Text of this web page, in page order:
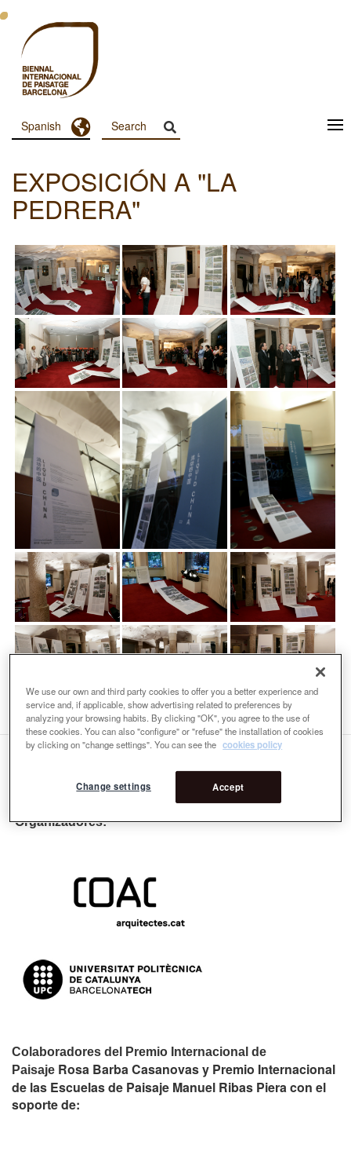
Pasar
contenido
principal
Menu
Principal
Dashboard
Spanish Toggle Dropdown
EXPOSICIÓN A "LA
PEDRERA"
Organizadores:
Colaboradores del Premio Internacional de
Paisaje Rosa Barba Casanovas y Premio Internacional
de las Escuelas de Paisaje Manuel Ribas Piera con el
soporte de:
We use our own and third party cookies to offer you a better experience and
service and, if applicable, show advertising related to preferences by
analyzing your browsing habits. By clicking "OK", you agree to the use of
these cookies. You can also "configure" or "refuse" the installation of cookies
by clicking on "change settings". You can see the cookies policy
Accept
Change settings